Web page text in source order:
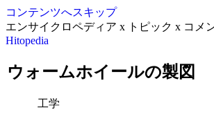
コンテンツへスキップ
エンサイクロペディア x トピック x コメ
Hitopedia
ウォームホイールの製図
工学